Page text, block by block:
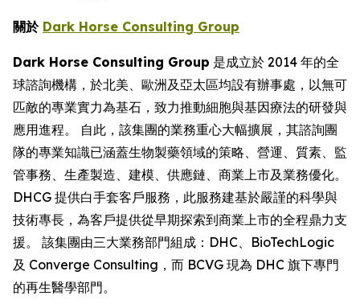
關於 Dark Horse Consulting Group
Dark Horse Consulting Group 是成立於 2014 年的全
球諮詢機構，於北美、歐洲及亞太區均設有辦事處，以無可
匹敵的專業實力為基石，致力推動細胞與基因療法的研發與
應用進程。 自此，該集團的業務重心大幅擴展，其諮詢團
隊的專業知識已涵蓋生物製藥領域的策略、營運、質素、監
管事務、生產製造、建模、供應鏈、商業上市及業務優化。
DHCG 提供白手套客戶服務，此服務建基於嚴謹的科學與
技術專長，為客戶提供從早期探索到商業上市的全程鼎力支
援。 該集團由三大業務部門組成：DHC、BioTechLogic
及 Converge Consulting，而 BCVG 現為 DHC 旗下專門
的再生醫學部門。